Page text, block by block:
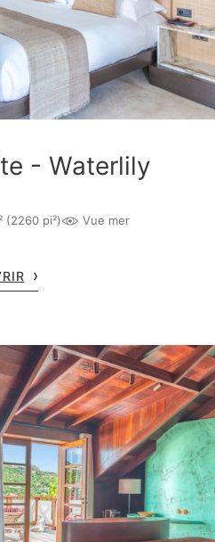
- Waterlily
(2260 pi²) Vue mer